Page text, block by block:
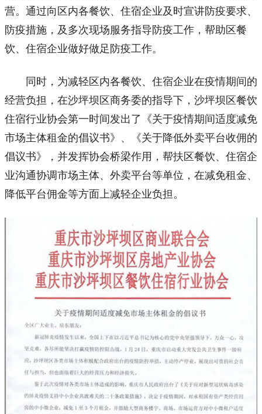
营。通过向区内各餐饮、住宿企业及时宣讲防疫要求、
防疫措施，及多次现场服务指导防疫工作，帮助区餐
饮、住宿企业做好做足防疫工作。
同时，为减轻区内各餐饮、住宿企业在疫情期间的
经营负担，在沙坪坝区商务委的指导下，沙坪坝区餐饮
住宿行业协会第一时间发出了《关于疫情期间适度减免
市场主体租金的倡议书》、《关于降低外卖平台收佣的
倡议书》，并发挥协会桥梁作用，帮扶区餐饮、住宿企
业沟通协调市场主体、外卖平台等单位，在减免租金、
降低平台佣金等方面上减轻企业负担。